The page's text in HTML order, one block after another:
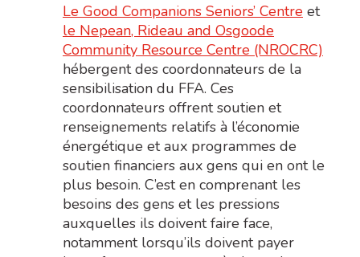
Le Good Companions Seniors’ Centre et
le Nepean, Rideau and Osgoode
Community Resource Centre (NROCRC)
hébergent des coordonnateurs de la
sensibilisation du FFA. Ces
coordonnateurs offrent soutien et
renseignements relatifs à l’économie
énergétique et aux programmes de
soutien financiers aux gens qui en ont le
plus besoin. C’est en comprenant les
besoins des gens et les pressions
auxquelles ils doivent faire face,
notamment lorsqu’ils doivent payer